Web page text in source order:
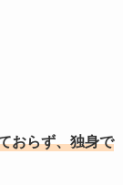
おらず、独身で